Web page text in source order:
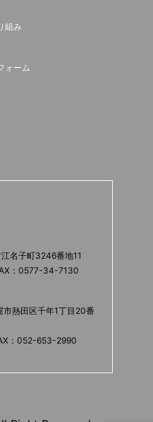
組み
ォーム
名子町3246番地11
：0577-34-7130
熱田区千年1丁目20番
：052-653-2990